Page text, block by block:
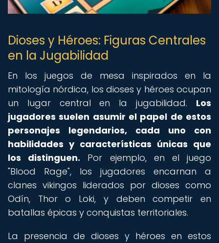
Dioses y Héroes: Figuras Centrales
en la Jugabilidad
En los juegos de mesa inspirados en la
mitología nórdica, los dioses y héroes ocupan
un lugar central en la jugabilidad. Los
jugadores suelen asumir el papel de estos
personajes legendarios, cada uno con
habilidades y características únicas que
los distinguen. Por ejemplo, en el juego
"Blood Rage", los jugadores encarnan a
clanes vikingos liderados por dioses como
Odín, Thor o Loki, y deben competir en
batallas épicas y conquistas territoriales.
La presencia de dioses y héroes en estos